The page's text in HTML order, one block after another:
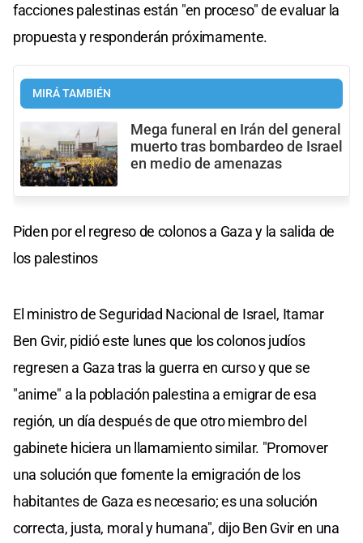
facciones palestinas están "en proceso" de evaluar la
propuesta y responderán próximamente.
MIRÁ TAMBIÉN
Mega funeral en Irán del general
muerto tras bombardeo de Israel
en medio de amenazas
Piden por el regreso de colonos a Gaza y la salida de
los palestinos
El ministro de Seguridad Nacional de Israel, Itamar
Ben Gvir, pidió este lunes que los colonos judíos
regresen a Gaza tras la guerra en curso y que se
"anime" a la población palestina a emigrar de esa
región, un día después de que otro miembro del
gabinete hiciera un llamamiento similar. "Promover
una solución que fomente la emigración de los
habitantes de Gaza es necesario; es una solución
correcta, justa, moral y humana", dijo Ben Gvir en una